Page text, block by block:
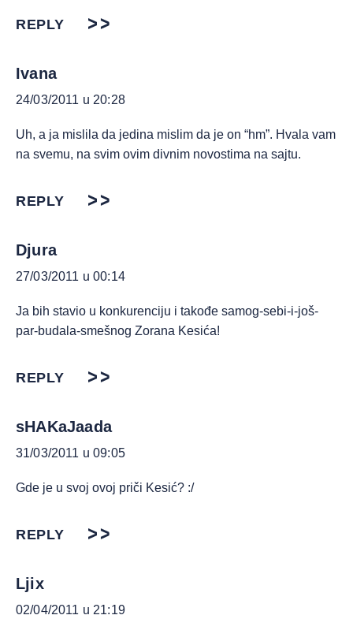
REPLY
Ivana
24/03/2011 u 20:28
Uh, a ja mislila da jedina mislim da je on “hm”. Hvala vam
na svemu, na svim ovim divnim novostima na sajtu.
REPLY
Djura
27/03/2011 u 00:14
Ja bih stavio u konkurenciju i takođe samog-sebi-i-još-
par-budala-smešnog Zorana Kesića!
REPLY
sHAKaJaada
31/03/2011 u 09:05
Gde je u svoj ovoj priči Kesić? :/
REPLY
Ljix
02/04/2011 u 21:19